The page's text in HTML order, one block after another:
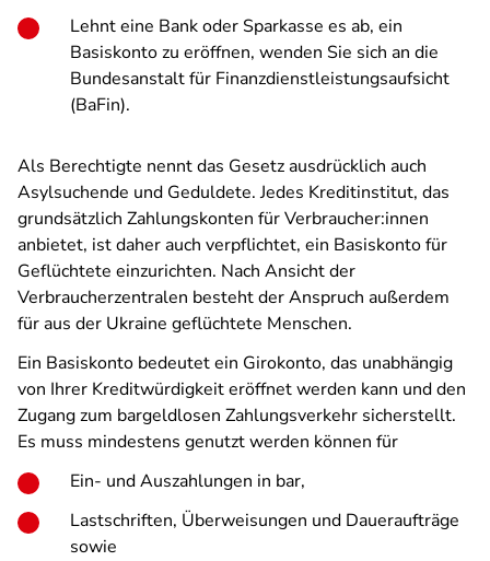
Lehnt eine Bank oder Sparkasse es ab, ein
Basiskonto zu eröffnen, wenden Sie sich an die
Bundesanstalt für Finanzdienstleistungsaufsicht
(BaFin).
Als Berechtigte nennt das Gesetz ausdrücklich auch
Asylsuchende und Geduldete. Jedes Kreditinstitut, das
grundsätzlich Zahlungskonten für Verbraucher:innen
anbietet, ist daher auch verpflichtet, ein Basiskonto für
Geflüchtete einzurichten. Nach Ansicht der
Verbraucherzentralen besteht der Anspruch außerdem
für aus der Ukraine geflüchtete Menschen.
Ein Basiskonto bedeutet ein Girokonto, das unabhängig
von Ihrer Kreditwürdigkeit eröffnet werden kann und den
Zugang zum bargeldlosen Zahlungsverkehr sicherstellt.
Es muss mindestens genutzt werden können für
Ein- und Auszahlungen in bar,
Lastschriften, Überweisungen und Daueraufträge
sowie